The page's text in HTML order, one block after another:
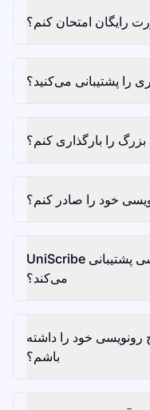
رایگان امتحان کنم؟
پشتیبانی می‌کنید؟
بزرگ را بارگذاری کنم؟
خود را صادر کنم؟
UniScribe از کدام زبان‌ها برای رونویسی پشتیبانی
می‌کند؟
رونویسی خود را داشته
باشم؟